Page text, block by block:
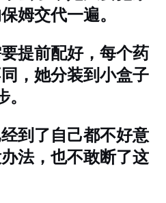
姆交代一遍。
提前配好，每个药
，她分装到小盒子
到了自己都不好意
法，也不敢断了这